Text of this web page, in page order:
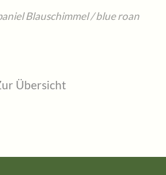
Blauschimmel / blue roan
Übersicht